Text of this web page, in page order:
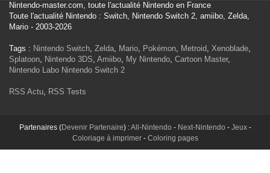
Nintendo-master.com, toute l'actualité Nintendo en France
Toute l'actualité Nintendo : Switch, Nintendo Switch 2, amiibo, Zelda,
Mario - 2003-2026
Tags : Nintendo Switch, Zelda, Mario, Pokémon, Metroid, Xenoblade,
Splatoon, Nintendo 3DS, Amiibo, My Nintendo, Cartoon Master,
Nintendo Labo Nintendo Switch 2
RSS Actu, RSS Tests
Partenaires (Devenir Partenaire) :All-Nintendo - Next-Nintendo - Jeux-
Coloriage à imprimer- Coloring pages